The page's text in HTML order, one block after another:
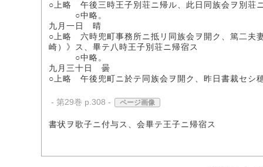
○上略 午後三時王子別荘ニ帰ル、此日同族会ヲ別荘
○中略。
九月一日 晴
○上略 六時兜町事務所ニ抵リ同族会ヲ開ク、篤二夫
崎）》ス、畢テ八時王子別荘ニ帰宿ス
○中略。
九月三十日 曇
○上略 午後兜町ニ於テ同族会ヲ開ク、昨日書裁セシ
- 第29巻 p.308 - ページ画像
書状ヲ歌子ニ付与ス、会畢テ王子ニ帰宿ス